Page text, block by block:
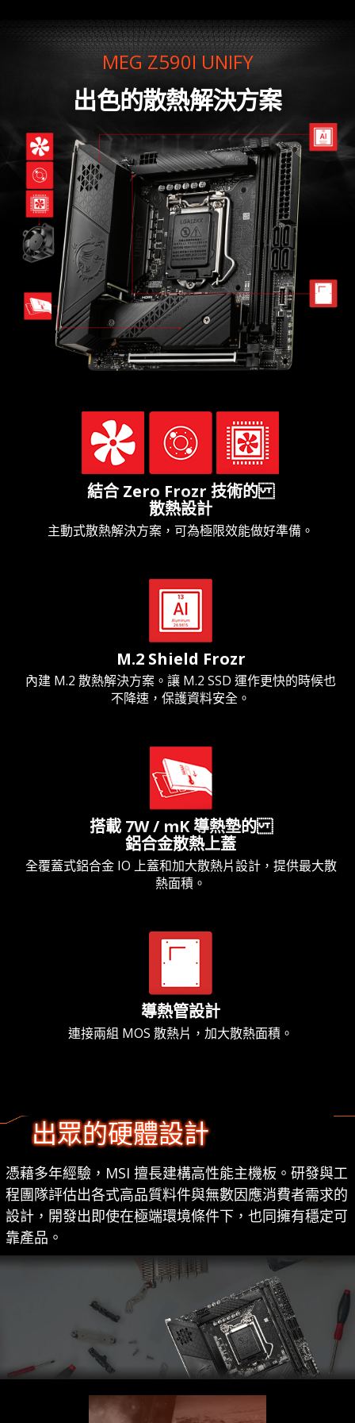
MEG Z590I UNIFY
出色的散熱解決方案
結合 Zero Frozr 技術的
散熱設計
主動式散熱解決方案，可為極限效能做好準備。
M.2 Shield Frozr
內建 M.2 散熱解決方案。讓 M.2 SSD 運作更快的時候也
不降速，保護資料安全。
搭載 7W / mK 導熱墊的
鋁合金散熱上蓋
全覆蓋式鋁合金 IO 上蓋和加大散熱片設計，提供最大散
熱面積。
導熱管設計
連接兩組 MOS 散熱片，加大散熱面積。
出眾的硬體設計
憑藉多年經驗，MSI 擅長建構高性能主機板。研發與工
程團隊評估出各式高品質料件與無數因應消費者需求的
設計，開發出即使在極端環境條件下，也同擁有穩定可
靠產品。